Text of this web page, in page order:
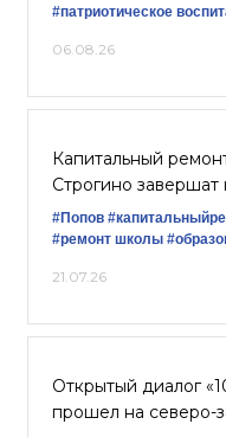
#патриотическое
06.08.26
Капитальный
Строгино завершат
#Попов
#ремонт школы
21.07.26
Открытый диалог
прошел на северо-